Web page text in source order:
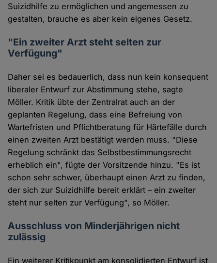
Suizidhilfe zu ermöglichen und angemessen zu
gestalten, brauche es aber kein eigenes Gesetz.
"Ein zweiter Arzt steht selten zur
Verfügung"
Daher sei es bedauerlich, dass nun kein konsequent
liberaler Entwurf zur Abstimmung stehe, sagte
Möller. Kritik übte der Zentralrat auch an der
geplanten Regelung, dass eine Befreiung von
Wartefristen und Pflichtberatung für Härtefälle durch
einen zweiten Arzt bestätigt werden muss. "Diese
Regelung schränkt das Selbstbestimmungsrecht
erheblich ein", fügte der Vorsitzende hinzu. "Es ist
schon sehr schwer, überhaupt einen Arzt zu finden,
der sich zur Suizidhilfe bereit erklärt – ein zweiter
steht nur selten zur Verfügung", so Möller.
Ausschluss von Minderjährigen nicht
zulässig
Ein weiterer Kritikpunkt am konsolidierten Entwurf ist